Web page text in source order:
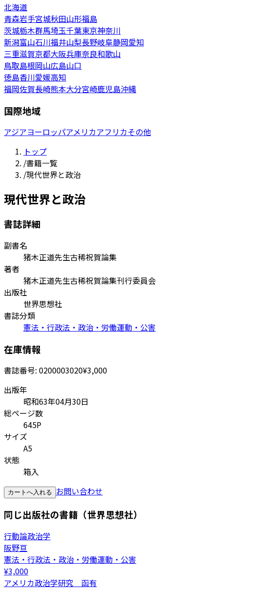
北海道
青森岩手宮城秋田山形福島
茨城栃木群馬埼玉千葉東京神奈川
新潟富山石川福井山梨長野岐阜静岡愛知
三重滋賀京都大阪兵庫奈良和歌山
鳥取島根岡山広島山口
徳島香川愛媛高知
福岡佐賀長崎熊本大分宮崎鹿児島沖縄
国際地域
アジアヨーロッパアメリカアフリカその他
トップ
/書籍一覧
/現代世界と政治
現代世界と政治
書誌詳細
副書名
猪木正道先生古稀祝賀論集
著者
猪木正道先生古稀祝賀論集刊行委員会
出版社
世界思想社
書誌分類
憲法・行政法・政治・労働運動・公害
在庫情報
書誌番号: 0200003020¥3,000
出版年
昭和63年04月30日
総ページ数
645P
サイズ
A5
状態
箱入
カートへ入れる お問い合わせ
同じ出版社の書籍（世界思想社）
行動論政治学
阪野亘
憲法・行政法・政治・労働運動・公害
¥3,000
アメリカ政治学研究 函有